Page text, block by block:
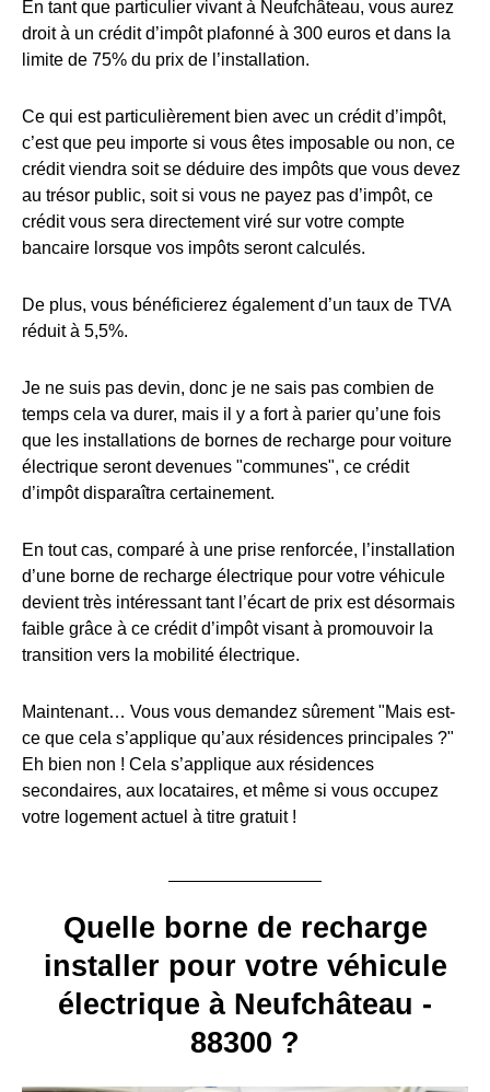
En tant que particulier vivant à Neufchâteau, vous aurez
droit à un crédit d’impôt plafonné à 300 euros et dans la
limite de 75% du prix de l’installation.
Ce qui est particulièrement bien avec un crédit d’impôt,
c’est que peu importe si vous êtes imposable ou non, ce
crédit viendra soit se déduire des impôts que vous devez
au trésor public, soit si vous ne payez pas d’impôt, ce
crédit vous sera directement viré sur votre compte
bancaire lorsque vos impôts seront calculés.
De plus, vous bénéficierez également d’un taux de TVA
réduit à 5,5%.
Je ne suis pas devin, donc je ne sais pas combien de
temps cela va durer, mais il y a fort à parier qu’une fois
que les installations de bornes de recharge pour voiture
électrique seront devenues "communes", ce crédit
d’impôt disparaîtra certainement.
En tout cas, comparé à une prise renforcée, l’installation
d’une borne de recharge électrique pour votre véhicule
devient très intéressant tant l’écart de prix est désormais
faible grâce à ce crédit d’impôt visant à promouvoir la
transition vers la mobilité électrique.
Maintenant… Vous vous demandez sûrement "Mais est-
ce que cela s’applique qu’aux résidences principales ?"
Eh bien non ! Cela s’applique aux résidences
secondaires, aux locataires, et même si vous occupez
votre logement actuel à titre gratuit !
Quelle borne de recharge
installer pour votre véhicule
électrique à Neufchâteau -
88300 ?